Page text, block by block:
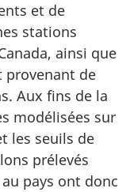
et de
stations
ainsi que
provenant de
Aux fins de la
modélisées sur
les seuils de
prélevés
pays ont donc